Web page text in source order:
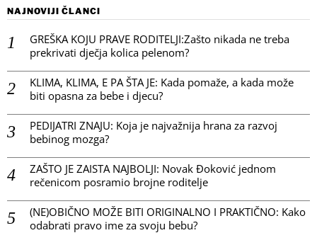
NAJNOVIJI ČLANCI
GREŠKA KOJU PRAVE RODITELJI:Zašto nikada ne treba
prekrivati dječja kolica pelenom?
KLIMA, KLIMA, E PA ŠTA JE: Kada pomaže, a kada može
biti opasna za bebe i djecu?
PEDIJATRI ZNAJU: Koja je najvažnija hrana za razvoj
bebinog mozga?
ZAŠTO JE ZAISTA NAJBOLJI: Novak Đoković jednom
rečenicom posramio brojne roditelje
(NE)OBIČNO MOŽE BITI ORIGINALNO I PRAKTIČNO: Kako
odabrati pravo ime za svoju bebu?